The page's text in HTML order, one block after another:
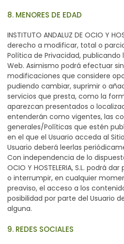
8. MENORES DE EDAD
INSTITUTO ANDALUZ DE OCIO Y
derecho a modificar, total o
Política de Privacidad, publicando
Web. Asimismo podrá efectuar
modificaciones que considere
pudiendo cambiar, suprimir o
servicios que presta, como la
aparezcan presentados o
entenderán como vigentes, las
generales/Políticas que estén
en el que el Usuario acceda al
Usuario deberá leerlas
Con independencia de lo dispuesto,
OCIO Y HOSTELERIA, S.L. podrá
o interrumpir, en cualquier
preaviso, el acceso a los
posibilidad por parte del Usuario
alguna.
9. REDES SOCIALES